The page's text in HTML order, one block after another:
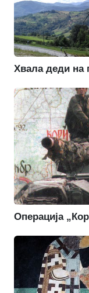
Хвала деди на
Операција